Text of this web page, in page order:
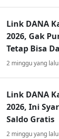
Link DANA
2026, Gak
Tetap Bisa
2 minggu yang lalu
Link DANA
2026, Ini
Saldo Gratis
2 minggu yang lalu